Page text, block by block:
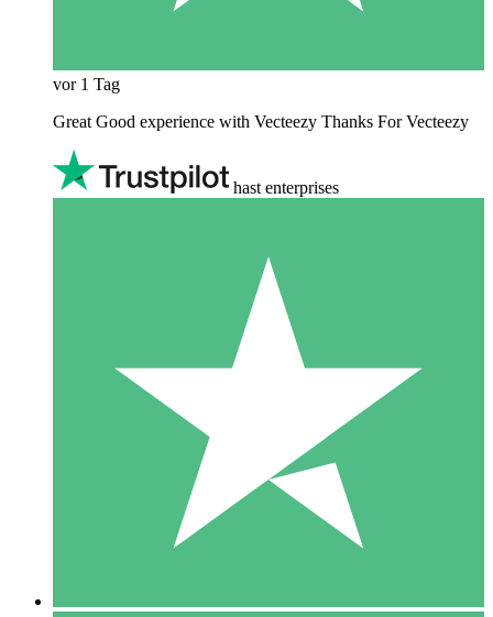
vor 1 Tag
Great Good experience with Vecteezy Thanks For Vecteezy
hast enterprises